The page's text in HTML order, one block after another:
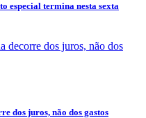
especial termina nesta sexta
dos juros, não dos gastos